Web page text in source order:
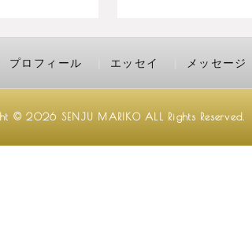
プロフィール エッセイ メッセージ
© 2026 SENJU MARIKOALL Rights Reserved.